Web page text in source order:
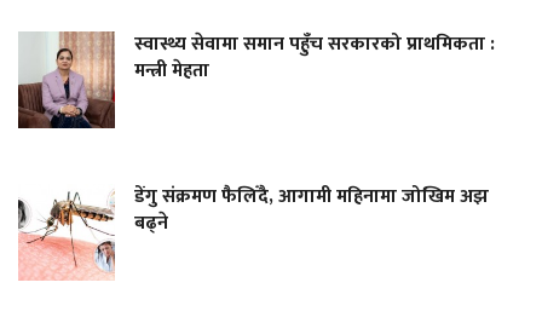
स्वास्थ्य सेवामा समान पहुँच सरकारको प्राथमिकता :
मन्त्री मेहता
डेंगु संक्रमण फैलिँदै, आगामी महिनामा जोखिम अझ
बढ्ने